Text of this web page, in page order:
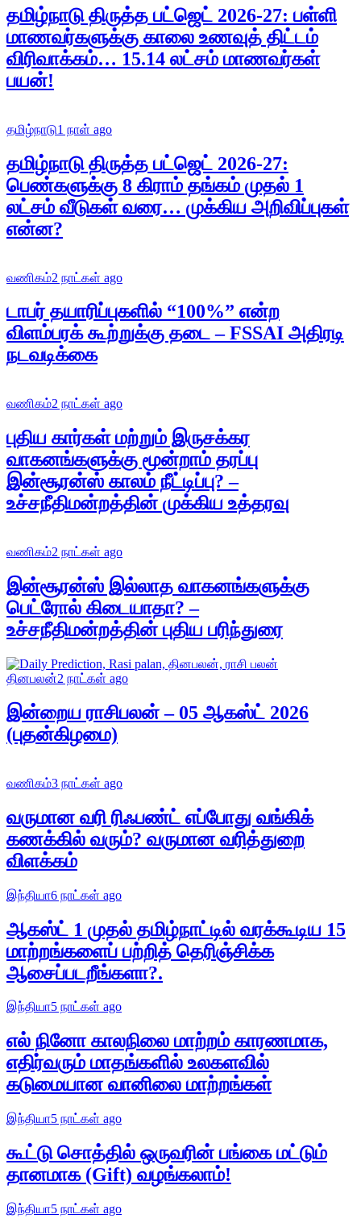
தமிழ்நாடு திருத்த பட்ஜெட் 2026-27: பள்ளி
மாணவர்களுக்கு காலை உணவுத் திட்டம்
விரிவாக்கம்… 15.14 லட்சம் மாணவர்கள்
பயன்!
தமிழ்நாடு1 நாள் ago
தமிழ்நாடு திருத்த பட்ஜெட் 2026-27:
பெண்களுக்கு 8 கிராம் தங்கம் முதல் 1
லட்சம் வீடுகள் வரை… முக்கிய அறிவிப்புகள்
என்ன?
வணிகம்2 நாட்கள் ago
டாபர் தயாரிப்புகளில் “100%” என்ற
விளம்பரக் கூற்றுக்கு தடை – FSSAI அதிரடி
நடவடிக்கை
வணிகம்2 நாட்கள் ago
புதிய கார்கள் மற்றும் இருசக்கர
வாகனங்களுக்கு மூன்றாம் தரப்பு
இன்சூரன்ஸ் காலம் நீட்டிப்பு? –
உச்சநீதிமன்றத்தின் முக்கிய உத்தரவு
வணிகம்2 நாட்கள் ago
இன்சூரன்ஸ் இல்லாத வாகனங்களுக்கு
பெட்ரோல் கிடையாதா? –
உச்சநீதிமன்றத்தின் புதிய பரிந்துரை
தினபலன்2 நாட்கள் ago
இன்றைய ராசிபலன் – 05 ஆகஸ்ட் 2026
(புதன்கிழமை)
வணிகம்3 நாட்கள் ago
வருமான வரி ரிஃபண்ட் எப்போது வங்கிக்
கணக்கில் வரும்? வருமான வரித்துறை
விளக்கம்
இந்தியா6 நாட்கள் ago
ஆகஸ்ட் 1 முதல் தமிழ்நாட்டில் வரக்கூடிய 15
மாற்றங்களைப் பற்றித் தெரிஞ்சிக்க
ஆசைப்படறீங்களா?.
இந்தியா5 நாட்கள் ago
எல் நினோ காலநிலை மாற்றம் காரணமாக,
எதிர்வரும் மாதங்களில் உலகளவில்
கடுமையான வானிலை மாற்றங்கள்
இந்தியா5 நாட்கள் ago
கூட்டு சொத்தில் ஒருவரின் பங்கை மட்டும்
தானமாக (Gift) வழங்கலாம்!
இந்தியா5 நாட்கள் ago